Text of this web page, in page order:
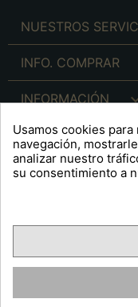
NUESTROS
INFO. COMPRAR
INFORMACIÓN
INFO. LEGAL 
OPINIONES
Usamos cookies
navegación,
analizar nuestro
su consentimiento a